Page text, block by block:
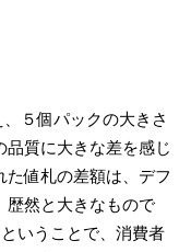
５個パックの大きさ
品質に大きな差を感じ
値札の差額は、デフ
歴然と大きなもので
いうことで、消費者